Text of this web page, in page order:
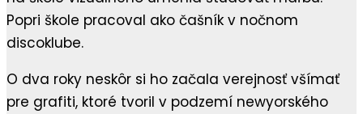
Popri škole pracoval ako čašník v nočnom
discoklube.
O dva roky neskôr si ho začala verejnosť všímať
pre grafiti, ktoré tvoril v podzemí newyorského